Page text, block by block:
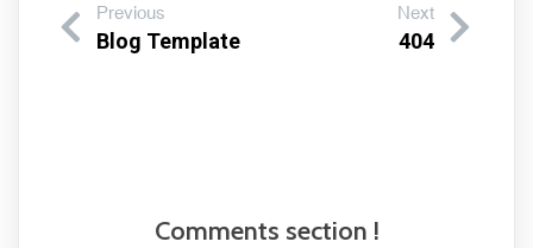
Previous
Blog Template
Next
404
Comments section !